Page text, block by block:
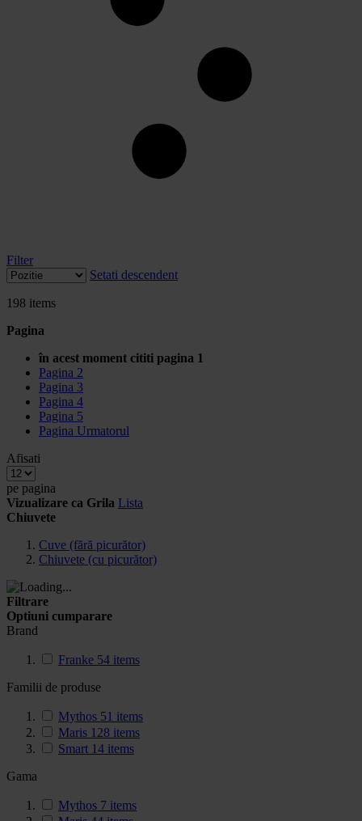
Filter
Setati descendent
198 items
Pagina
în acest moment cititi pagina 1
Pagina 2
Pagina 3
Pagina 4
Pagina 5
Pagina Urmatorul
Afisati
pe pagina
Vizualizare ca Grila Lista
Chiuvete
Cuve (fără picurător)
Chiuvete (cu picurător)
Filtrare
Optiuni cumparare
Brand
Franke 54 items
Familii de produse
Mythos 51 items
Maris 128 items
Smart 14 items
Gama
Mythos 7 items